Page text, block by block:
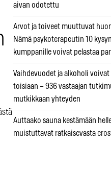
aivan odotettu
Arvot ja toiveet muuttuvat
Nämä psykoterapeutin 10
kumppanille voivat pelastaa
Vaihdevuodet ja alkoholi
toisiaan – 936 vastaajan
mutkikkaan yhteyden
Auttaako sauna kestämään
muistuttavat ratkaisevasta